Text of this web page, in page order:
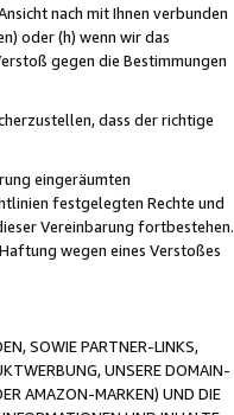
nach mit Ihnen verbunden
oder (h) wenn wir das
gegen die Bestimmungen
dass der richtige
eingeräumten
festgelegten Rechte und
Vereinbarung fortbestehen.
wegen eines Verstoßes
SOWIE PARTNER-LINKS,
UNSERE DOMAIN-
AMAZON-MARKEN) UND DIE